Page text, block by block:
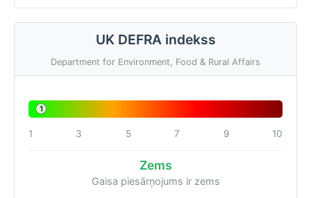
UK DEFRA indekss
Department for Environment, Food & Rural Affairs
1
1 3 5 7 9 10
Zems
Gaisa piesārņojums ir zems